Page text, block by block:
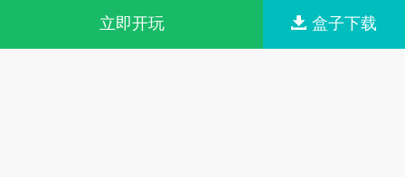
立即开玩 盒子下载